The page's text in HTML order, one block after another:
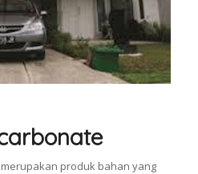
produk bahan yang